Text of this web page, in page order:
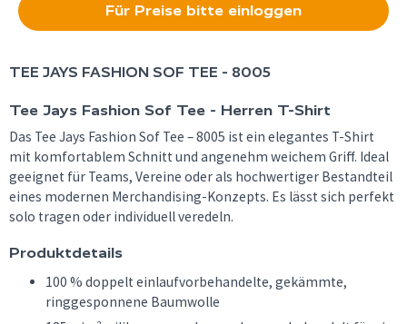
Für Preise bitte einloggen
TEE JAYS FASHION SOF TEE - 8005
Tee Jays Fashion Sof Tee - Herren T-Shirt
Das Tee Jays Fashion Sof Tee – 8005 ist ein elegantes T-Shirt
mit komfortablem Schnitt und angenehm weichem Griff. Ideal
geeignet für Teams, Vereine oder als hochwertiger Bestandteil
eines modernen Merchandising-Konzepts. Es lässt sich perfekt
solo tragen oder individuell veredeln.
Produktdetails
100 % doppelt einlaufvorbehandelte, gekämmte,
ringgesponnene Baumwolle